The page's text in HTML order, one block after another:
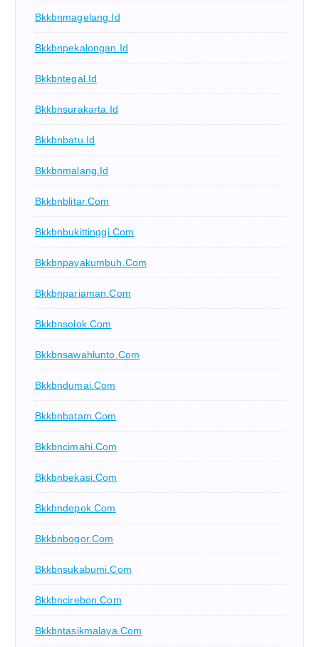
Bkkbnmagelang.id
Bkkbnpekalongan.id
Bkkbntegal.id
Bkkbnsurakarta.id
Bkkbnbatu.id
Bkkbnmalang.id
Bkkbnblitar.com
Bkkbnbukittinggi.com
Bkkbnpayakumbuh.com
Bkkbnpariaman.com
Bkkbnsolok.com
Bkkbnsawahlunto.com
Bkkbndumai.com
Bkkbnbatam.com
Bkkbncimahi.com
Bkkbnbekasi.com
Bkkbndepok.com
Bkkbnbogor.com
Bkkbnsukabumi.com
Bkkbncirebon.com
Bkkbntasikmalaya.com